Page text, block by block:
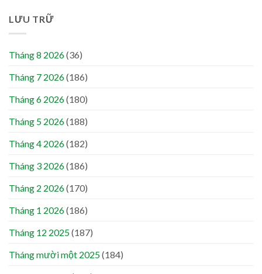
LƯU TRỮ
Tháng 8 2026(36)
Tháng 7 2026(186)
Tháng 6 2026(180)
Tháng 5 2026(188)
Tháng 4 2026(182)
Tháng 3 2026(186)
Tháng 2 2026(170)
Tháng 1 2026(186)
Tháng 12 2025(187)
Tháng mười một 2025(184)